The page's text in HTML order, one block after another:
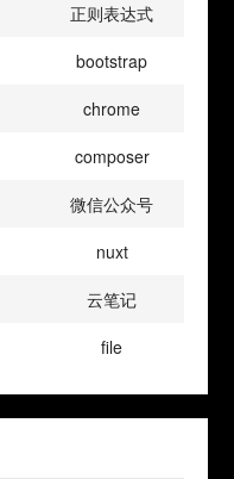
正则表达式
bootstrap
chrome
composer
微信公众号
nuxt
云笔记
file